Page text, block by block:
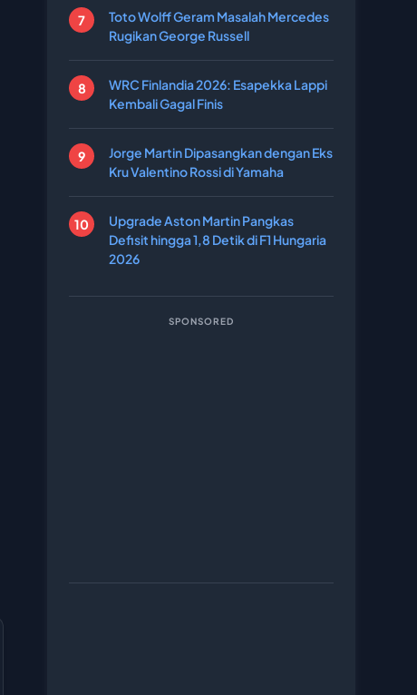
Toto Wolff Geram Masalah Mercedes
Rugikan George Russell
WRC Finlandia 2026: Esapekka Lappi
Kembali Gagal Finis
Jorge Martin Dipasangkan dengan Eks
Kru Valentino Rossi di Yamaha
Upgrade Aston Martin Pangkas
Defisit hingga 1,8 Detik di F1 Hungaria
2026
SPONSORED